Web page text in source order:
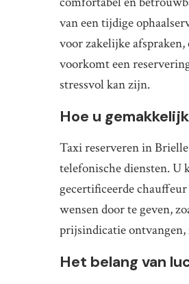
van een tijdige
voor zakelijke
voorkomt een
stressvol kan zijn.
Hoe u
Taxi reserveren in
telefonische diensten. U
gecertificeerde
wensen door te geven,
prijsindicatie ontvangen,
Het belang van